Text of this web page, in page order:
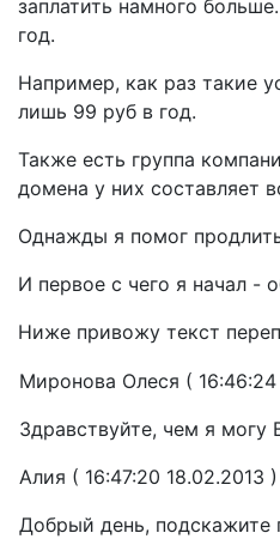
заплатить намного
год.
Например, как раз такие
лишь 99 руб в год.
Также есть группа
домена у них составляет
Однажды я помог
И первое с чего я начал -
Ниже привожу текст
Миронова Олеся ( 16:46:24
Здравствуйте, чем я могу
Алия ( 16:47:20 18.02.2013 )
Добрый день, подскажите